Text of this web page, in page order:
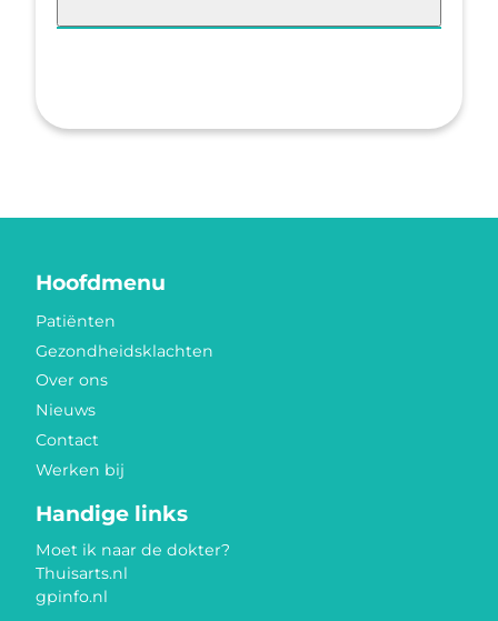
Hoofdmenu
Patiënten
Gezondheidsklachten
Over ons
Nieuws
Contact
Werken bij
Handige links
Moet ik naar de dokter?
Thuisarts.nl
gpinfo.nl